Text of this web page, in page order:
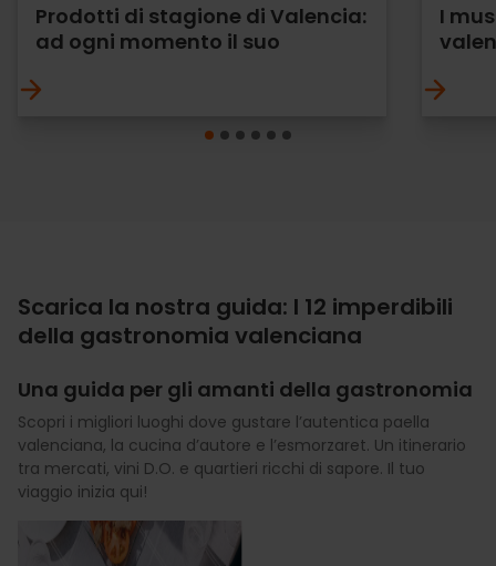
Prodotti di stagione di Valencia:
ad ogni momento il suo
I
Scarica la nostra guida: I 12 imperdibili
della gastronomia valenciana
Una guida per gli amanti della gastronomia
Scopri i migliori luoghi dove gustare l’autentica paella
valenciana, la cucina d’autore e l’esmorzaret. Un itinerario
tra mercati, vini D.O. e quartieri ricchi di sapore. Il tuo
viaggio inizia qui!